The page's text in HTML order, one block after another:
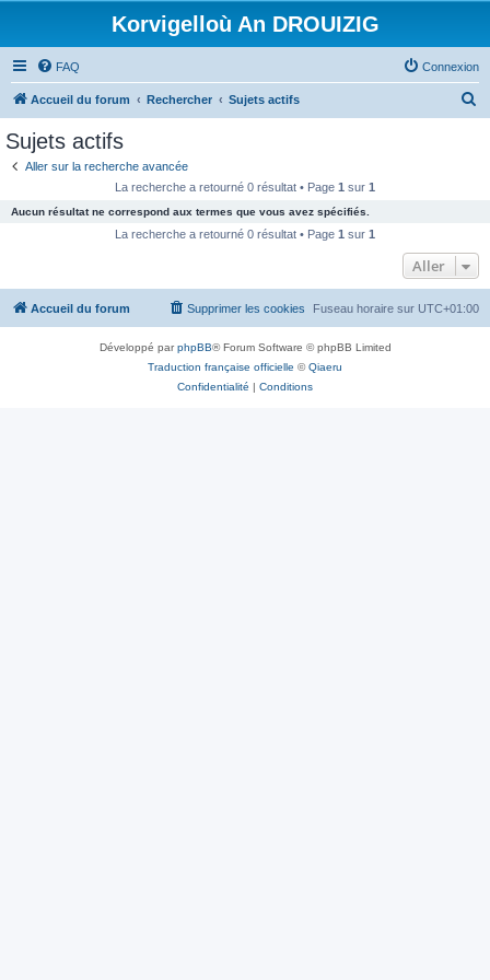
Korvigelloù An DROUIZIG
FAQ Connexion
Accueil du forum Rechercher Sujets actifs
c
e
Sujets actifs
Aller sur la recherche avancée
La recherche a retourné 0 résultat • Page 1 sur 1
Aucun résultat ne correspond aux termes que vous avez spécifiés.
La recherche a retourné 0 résultat • Page 1 sur 1
Aller
Accueil du forum Fuseau horaire sur UTC+01:00
Supprimer les cookies
Développé parphpBB® Forum Software © phpBB Limited
Traduction française officielle ©Qiaeru
Confidentialité | Conditions